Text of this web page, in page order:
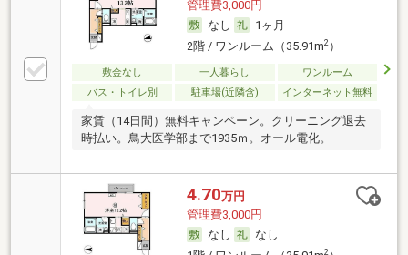
管理費3,000円
なし
1ヶ月
2階 / ワンルーム（35.91m2）
敷金なし 一人暮らし
ワンルーム
バス・トイレ別
駐車場(近隣含) インターネット無料
家賃（14日間）無料キャンペーン。クリーニング退去
時払い。鳥大医学部まで1935ｍ。オール電化。
4.70万円
管理費3,000円
なし
なし
2